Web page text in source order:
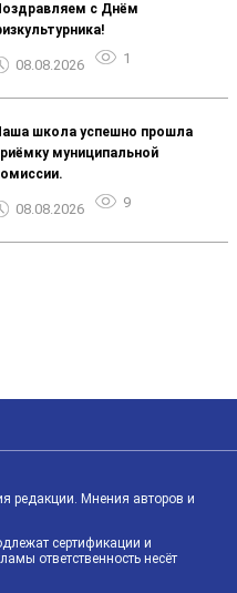
с Днём
08.08.2026 1
школа успешно прошла
муниципальной
08.08.2026 9
редакции. Мнения авторов и
сертификации и
ответственность несёт